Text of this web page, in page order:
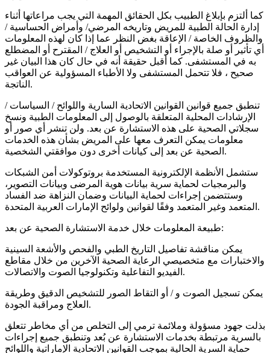
كما ألتزم بإبلاغ الطبيب بكل الحقائق المهمة التي يجب مراعاتها أثناء
إدارة الحالة الطبية للمريض وتاريخه المرضي/ وأمراض الحساسية /
والظروف الخاصة / الإعاقة بغض النظر عما إذا كان لهذه المعلومات
أي تأثير أو صلة بالإجراء أو التشخيص أو العلاج / المقترح أو المضطلع
به في المستشفى. كما أقبل حقيقة أنه في حال كان هذا البيان غير
صحيح ، فلا تتحمل المستشفى ولا الأطباء المسؤولية عن العواقب
الناتجة.
تنطبق جميع قوانين القوانين الاتحادية السارية واللوائح / السياسات /
الإرشادات المحلية المتعلقة بالوصول إلى المعلومات الطبية ونسخ
سجلاتي الصحية على هذه الاستشارة عن بعد. ولن تنشر أي صور أو
معلومات يمكن التعرف معها على المريض بشأن هذه الخدمات
الصحية عن بعد إلى كيانات أخرى دون موافقتي الشخصية.
ستشمل الأنظمة الإلكترونية المستخدمة بروتوكولات أمن الشبكات
والبرمجيات لحماية سرية بيانات هوية المرضى وبيانات التصوير،
وستتضمن إجراءات لحماية البيانات وضمان النزاهة ضد الفساد
المتعمد وغير المتعمد وفقًا لقوانين ولوائح الإمارات العربية المتحدة.
طبيعة المعلومات خلال خدمة الاستشارة الصحية عن بعد:
يمكن مناقشة تفاصيل التاريخ الطبي والفحص والأشعة السينية
والاختبارات مع متخصيصي الرعاية الصحية الآخرين من خلال مقاطع
الفيديو التفاعلية وتكنولوجيا الصوت والاتصالات.
يمكن تسجيل الصوت و / أو التقاط الصور للتشخيص الدقيق وطريقة
العلاج ومراقبة الجودة.
بذلت جهود مسؤولة وملائمة ترمي إلى التخلص من أي مخاطر تتعلق
بالسرية مرتبطة بخدمات الاستشارة عن بُعد وتنطبق جميع إجراءات
حماية السرية الحالية بموجب القوانين الاتحادية الإماراتية واللوائح